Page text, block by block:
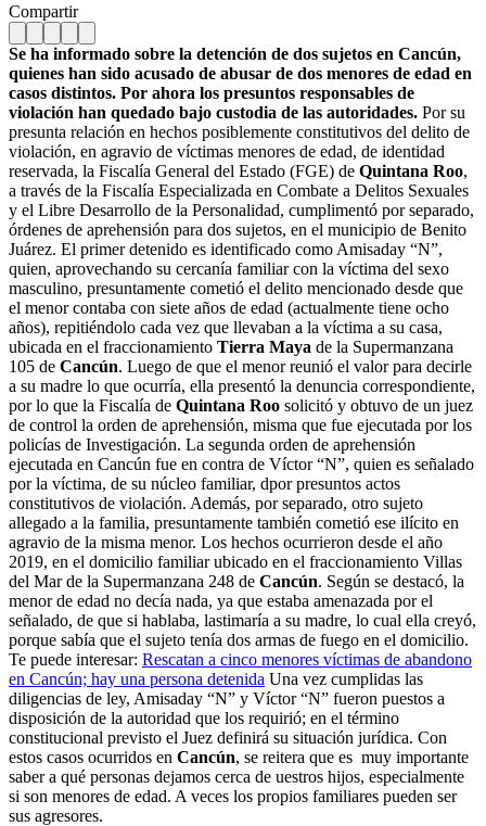
Compartir
Se ha informado sobre la detención de dos sujetos en Cancún,
quienes han sido acusado de abusar de dos menores de edad en
casos distintos. Por ahora los presuntos responsables de
violación han quedado bajo custodia de las autoridades. Por su
presunta relación en hechos posiblemente constitutivos del delito de
violación, en agravio de víctimas menores de edad, de identidad
reservada, la Fiscalía General del Estado (FGE) de Quintana Roo,
a través de la Fiscalía Especializada en Combate a Delitos Sexuales
y el Libre Desarrollo de la Personalidad, cumplimentó por separado,
órdenes de aprehensión para dos sujetos, en el municipio de Benito
Juárez. El primer detenido es identificado como Amisaday “N”,
quien, aprovechando su cercanía familiar con la víctima del sexo
masculino, presuntamente cometió el delito mencionado desde que
el menor contaba con siete años de edad (actualmente tiene ocho
años), repitiéndolo cada vez que llevaban a la víctima a su casa,
ubicada en el fraccionamiento Tierra Maya de la Supermanzana
105 de Cancún. Luego de que el menor reunió el valor para decirle
a su madre lo que ocurría, ella presentó la denuncia correspondiente,
por lo que la Fiscalía de Quintana Roo solicitó y obtuvo de un juez
de control la orden de aprehensión, misma que fue ejecutada por los
policías de Investigación. La segunda orden de aprehensión
ejecutada en Cancún fue en contra de Víctor “N”, quien es señalado
por la víctima, de su núcleo familiar, dpor presuntos actos
constitutivos de violación. Además, por separado, otro sujeto
allegado a la familia, presuntamente también cometió ese ilícito en
agravio de la misma menor. Los hechos ocurrieron desde el año
2019, en el domicilio familiar ubicado en el fraccionamiento Villas
del Mar de la Supermanzana 248 de Cancún. Según se destacó, la
menor de edad no decía nada, ya que estaba amenazada por el
señalado, de que si hablaba, lastimaría a su madre, lo cual ella creyó,
porque sabía que el sujeto tenía dos armas de fuego en el domicilio.
Te puede interesar: Rescatan a cinco menores víctimas de abandono
en Cancún; hay una persona detenida Una vez cumplidas las
diligencias de ley, Amisaday “N” y Víctor “N” fueron puestos a
disposición de la autoridad que los requirió; en el término
constitucional previsto el Juez definirá su situación jurídica. Con
estos casos ocurridos en Cancún, se reitera que es muy importante
saber a qué personas dejamos cerca de uestros hijos, especialmente
si son menores de edad. A veces los propios familiares pueden ser
sus agresores.